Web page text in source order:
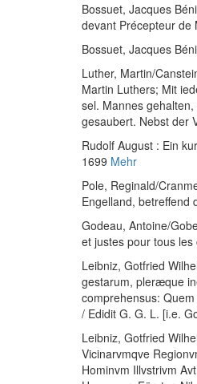
Bossuet, Jacques
devant Précepteur de
Bossuet, Jacques
Luther, Martin/
Martin Luthers; Mit
sel. Mannes
gesaubert. Nebst der
Rudolf August : Ein
1699 Mehr
Pole, Reginald/
Engelland, betreffend
Godeau, Antoine/
et justes pour tous
Leibniz, Gotfried
gestarum, pleræque
comprehensus:
/ Edidit G. G. L. [i.e.
Leibniz, Gotfried
Vicinarvmqve
Hominvm Illvstrivm